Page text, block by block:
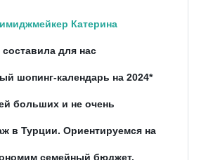
Катерина
составила для нас
шопинг-календарь на 2024*
больших и не очень
в Турции. Ориентируемся на
семейный бюджет.